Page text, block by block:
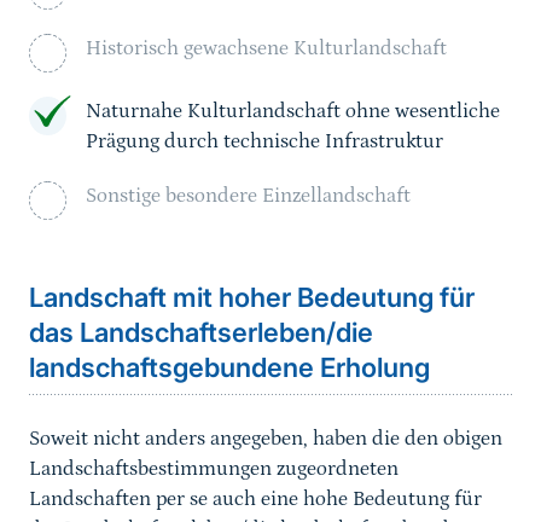
Historisch gewachsene Kulturlandschaft
Naturnahe Kulturlandschaft ohne wesentliche
Prägung durch technische Infrastruktur
Sonstige besondere Einzellandschaft
Landschaft mit hoher Bedeutung für
das Landschaftserleben/die
landschaftsgebundene Erholung
Soweit nicht anders angegeben, haben die den obigen
Landschaftsbestimmungen zugeordneten
Landschaften per se auch eine hohe Bedeutung für